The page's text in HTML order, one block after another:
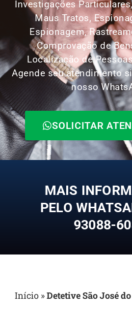
Investigações
Maus Tratos,
Espionagem,
Comprovação de
Localização de
Agende seu atendimento
nosso
SOLICITAR
MAIS
PELO
93088-
Início »Detetive São José